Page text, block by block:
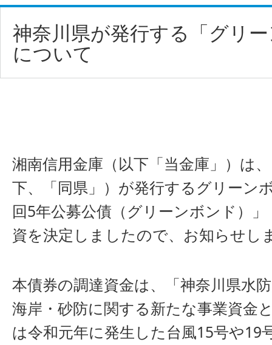
神奈川県が発行する「グリ
について
湘南信用金庫（以下「当金庫」）は
下、「同県」）が発行するグリーン
回5年公募公債（グリーンボンド）
資を決定しましたので、お知らせし
本債券の調達資金は、「神奈川県水
海岸・砂防に関する新たな事業資金
は令和元年に発生した台風15号や19